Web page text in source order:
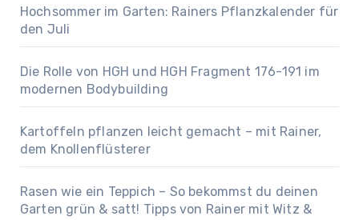
Hochsommer im Garten: Rainers Pflanzkalender für
den Juli
Die Rolle von HGH und HGH Fragment 176-191 im
modernen Bodybuilding
Kartoffeln pflanzen leicht gemacht – mit Rainer,
dem Knollenflüsterer
Rasen wie ein Teppich – So bekommst du deinen
Garten grün & satt! Tipps von Rainer mit Witz &